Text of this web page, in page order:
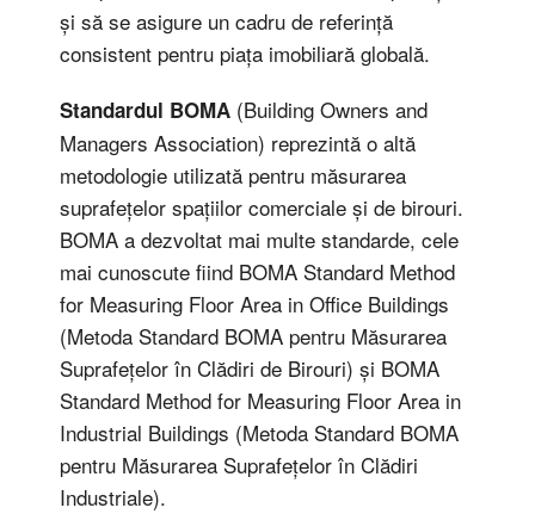
și să se asigure un cadru de referință
consistent pentru piața imobiliară globală.
Standardul BOMA (Building Owners and
Managers Association) reprezintă o altă
metodologie utilizată pentru măsurarea
suprafețelor spațiilor comerciale și de birouri.
BOMA a dezvoltat mai multe standarde, cele
mai cunoscute fiind BOMA Standard Method
for Measuring Floor Area in Office Buildings
(Metoda Standard BOMA pentru Măsurarea
Suprafețelor în Clădiri de Birouri) și BOMA
Standard Method for Measuring Floor Area in
Industrial Buildings (Metoda Standard BOMA
pentru Măsurarea Suprafețelor în Clădiri
Industriale).